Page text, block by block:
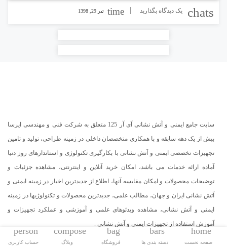
home
صفحه نخست
bars
دسته بندی ها
bag
فروشگاه
compose
وبلاگ
person
حساب کاربری
chats یک دیدگاه بگذارید time تیر 29, 1398
سایت جامع ایمنی و آتش نشانی آی آر 125 متعلق به شرکت فنی و مهندسی ایرسا
بیش از یک دهه سابقه و با همکاری متخصصان داخلی در زمینه طراحی، تولید و تامین
تجهیزات تخصصی ایمنی و آتش نشانی با بکارگیری تکنولوژی و استاندارهای روز دنیا
آماده ارائه خدمات می باشد، امکان خرید آنلاین و اینترنتی، مشاهده جزئیات و
توضیحات محصولات و امکان مقایسه آنها، اطلاع از جدیدترین اخبار در زمینه ایمنی و
آتش نشانی ایران و جهان، مطالب علمی، جدیدترین محصولات و تکنولوژیها در زمینه
ایمنی و آتش نشانی، مشاهده ویدئوهای علمی و آموزشی و عملکرد تجهیزات و
آموزش استفاده از تجهیزات ایمنی و آتش نشانی .